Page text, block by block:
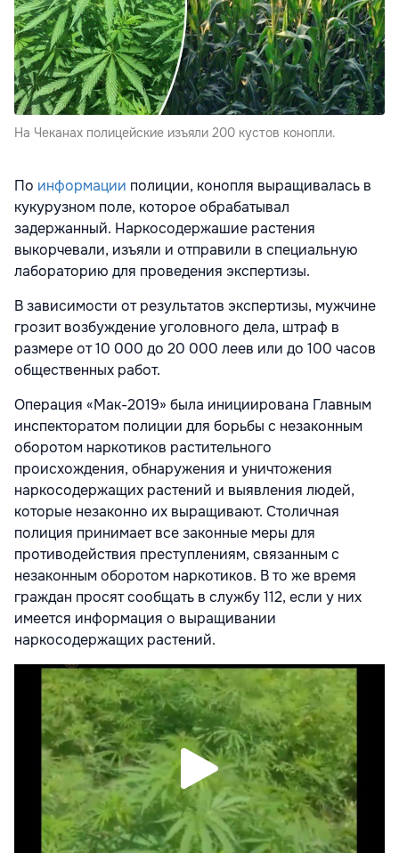
На Чеканах полицейские изъяли 200 кустов конопли.
По информации полиции, конопля выращивалась в
кукурузном поле, которое обрабатывал
задержанный. Наркосодержашие растения
выкорчевали, изъяли и отправили в специальную
лабораторию для проведения экспертизы.
В зависимости от результатов экспертизы, мужчине
грозит возбуждение уголовного дела, штраф в
размере от 10 000 до 20 000 леев или до 100 часов
общественных работ.
Операция «Мак-2019» была инициирована Главным
инспекторатом полиции для борьбы с незаконным
оборотом наркотиков растительного
происхождения, обнаружения и уничтожения
наркосодержащих растений и выявления людей,
которые незаконно их выращивают. Столичная
полиция принимает все законные меры для
противодействия преступлениям, связанным с
незаконным оборотом наркотиков. В то же время
граждан просят сообщать в службу 112, если у них
имеется информация о выращивании
наркосодержащих растений.